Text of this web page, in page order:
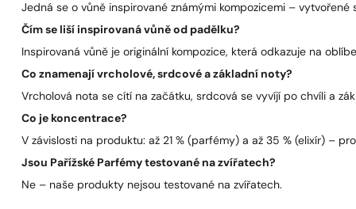
Jedná se o vůně inspirované známými kompozicemi –
Čím se liší inspirovaná vůně od padělku?
Inspirovaná vůně je originální kompozice, která odkazuje na
Co znamenají vrcholové, srdcové a základní noty?
Vrcholová nota se cítí na začátku, srdcová se vyvíjí po chvíli a
Co je koncentrace?
V závislosti na produktu: až 21 % (parfémy) a až 35 % (elixír) –
Jsou Pařížské Parfémy testované na zvířatech?
Ne – naše produkty nejsou testované na zvířatech.